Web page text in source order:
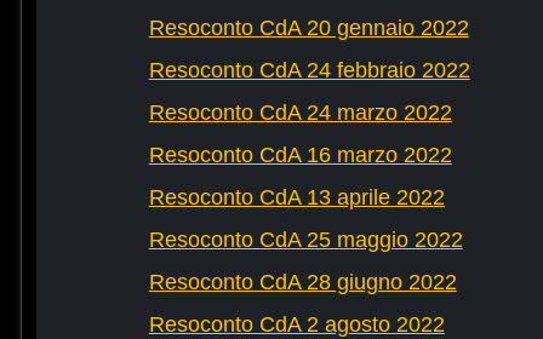
Resoconto CdA 20 gennaio 2022
Resoconto CdA 24 febbraio 2022
Resoconto CdA 24 marzo 2022
Resoconto CdA 16 marzo 2022
Resoconto CdA 13 aprile 2022
Resoconto CdA 25 maggio 2022
Resoconto CdA 28 giugno 2022
Resoconto CdA 2 agosto 2022